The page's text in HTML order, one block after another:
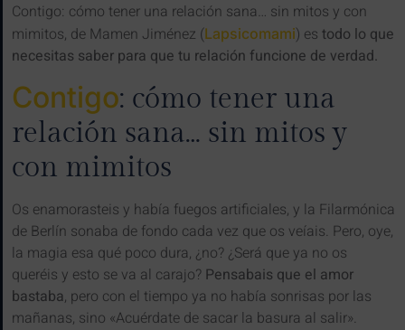
Contigo: cómo tener una relación sana… sin mitos y con
mimitos, de Mamen Jiménez (Lapsicomami) es todo lo que
necesitas saber para que tu relación funcione de verdad.
Contigo: cómo tener una
relación sana… sin mitos y
con mimitos
Os enamorasteis y había fuegos artificiales, y la Filarmónica
de Berlín sonaba de fondo cada vez que os veíais. Pero, oye,
la magia esa qué poco dura, ¿no? ¿Será que ya no os
queréis y esto se va al carajo? Pensabais que el amor
bastaba, pero con el tiempo ya no había sonrisas por las
mañanas, sino «Acuérdate de sacar la basura al salir».